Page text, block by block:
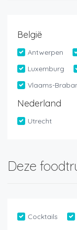
België
Antwerpen
Luxemburg
Vlaams-
Nederland
Utrecht
Deze
Cocktails